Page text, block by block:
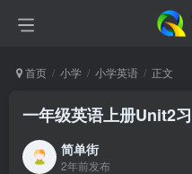
首页 小学 小学英语 正文
一年级英语上册Unit2
简单街
2年前发布